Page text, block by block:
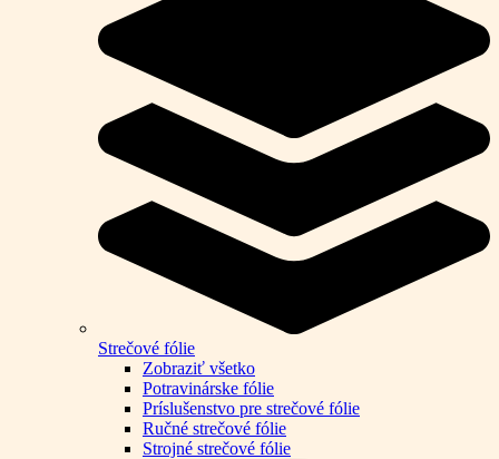
Strečové fólie
Zobraziť všetko
Potravinárske fólie
Príslušenstvo pre strečové fólie
Ručné strečové fólie
Strojné strečové fólie